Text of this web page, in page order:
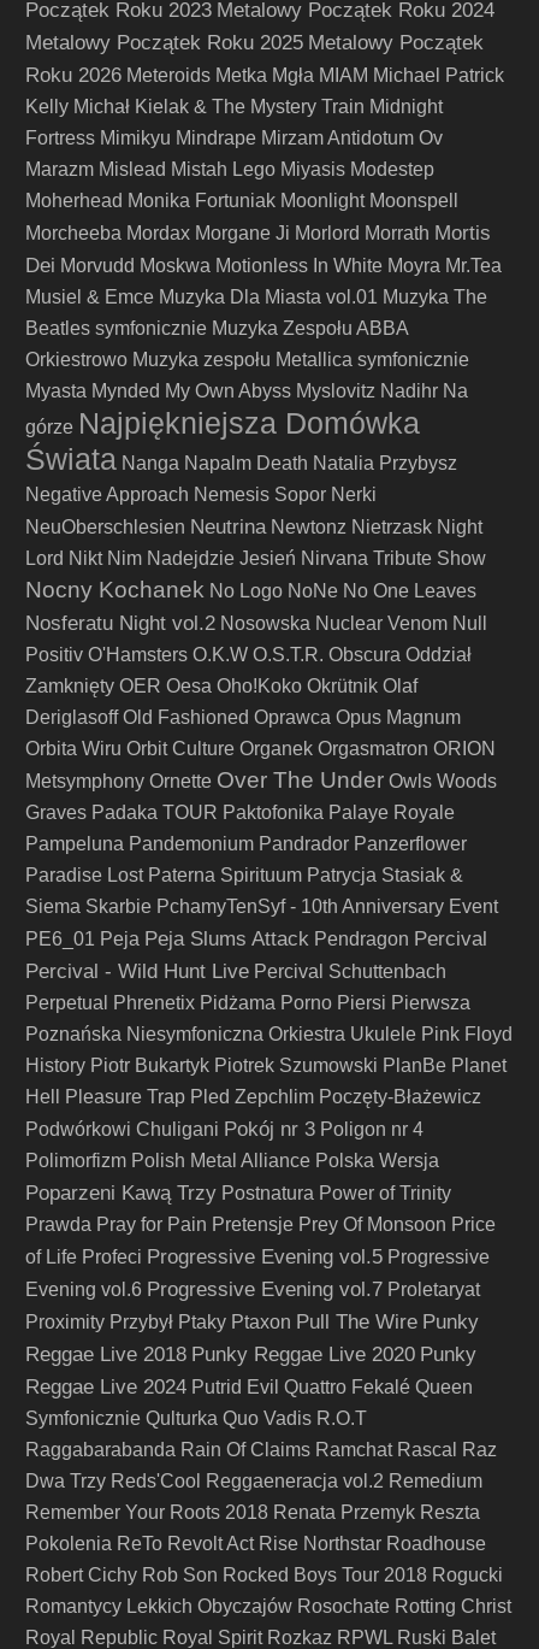
Początek Roku 2023 Metalowy Początek Roku 2024
Metalowy Początek Roku 2025 Metalowy Początek
Roku 2026 Meteroids Metka Mgła MIAM Michael Patrick
Kelly Michał Kielak & The Mystery Train Midnight
Fortress Mimikyu Mindrape Mirzam Antidotum Ov
Marazm Mislead Mistah Lego Miyasis Modestep
Moherhead Monika Fortuniak Moonlight Moonspell
Morcheeba Mordax Morgane Ji Morlord Morrath Mortis
Dei Morvudd Moskwa Motionless In White Moyra Mr.Tea
Musiel & Emce Muzyka Dla Miasta vol.01 Muzyka The
Beatles symfonicznie Muzyka Zespołu ABBA
Orkiestrowo Muzyka zespołu Metallica symfonicznie
Myasta Mynded My Own Abyss Myslovitz Nadihr Na
górze Najpiękniejsza Domówka
Świata Nanga Napalm Death Natalia Przybysz
Negative Approach Nemesis Sopor Nerki
NeuOberschlesien Neutrina Newtonz Nietrzask Night
Lord Nikt Nim Nadejdzie Jesień Nirvana Tribute Show
Nocny Kochanek No Logo NoNe No One Leaves
Nosferatu Night vol.2 Nosowska Nuclear Venom Null
Positiv O'Hamsters O.K.W O.S.T.R. Obscura Oddział
Zamknięty OER Oesa Oho!Koko Okrütnik Olaf
Deriglasoff Old Fashioned Oprawca Opus Magnum
Orbita Wiru Orbit Culture Organek Orgasmatron ORION
Metsymphony Ornette Over The Under Owls Woods
Graves Padaka TOUR Paktofonika Palaye Royale
Pampeluna Pandemonium Pandrador Panzerflower
Paradise Lost Paterna Spirituum Patrycja Stasiak &
Siema Skarbie PchamyTenSyf - 10th Anniversary Event
PE6_01 Peja Peja Slums Attack Pendragon Percival
Percival - Wild Hunt Live Percival Schuttenbach
Perpetual
Phrenetix Pidżama Porno Piersi Pierwsza
Poznańska Niesymfoniczna Orkiestra Ukulele Pink Floyd
History Piotr Bukartyk Piotrek Szumowski PlanBe Planet
Hell
Pleasure Trap Pled Zepchlim Poczęty-Błażewicz
Podwórkowi Chuligani Pokój nr 3 Poligon nr 4
Polimorfizm Polish Metal Alliance Polska Wersja
Poparzeni Kawą Trzy Postnatura Power of Trinity
Prawda Pray for Pain Pretensje Prey Of Monsoon Price
of Life Profeci Progressive Evening vol.5 Progressive
Evening vol.6 Progressive Evening vol.7 Proletaryat
Proximity Przybył Ptaky Ptaxon Pull The Wire Punky
Reggae Live 2018 Punky Reggae Live 2020 Punky
Reggae Live 2024 Putrid Evil Quattro Fekalé Queen
Symfonicznie Qulturka Quo Vadis R.O.T
Raggabarabanda Rain Of Claims Ramchat Rascal
Raz
Dwa Trzy Reds'Cool Reggaeneracja vol.2 Remedium
Remember Your Roots 2018 Renata Przemyk Reszta
Pokolenia ReTo Revolt Act Rise Northstar Roadhouse
Robert Cichy Rob Son Rocked Boys Tour 2018 Rogucki
Romantycy Lekkich Obyczajów Rosochate Rotting Christ
Royal Republic Royal Spirit Rozkaz RPWL Ruski Balet